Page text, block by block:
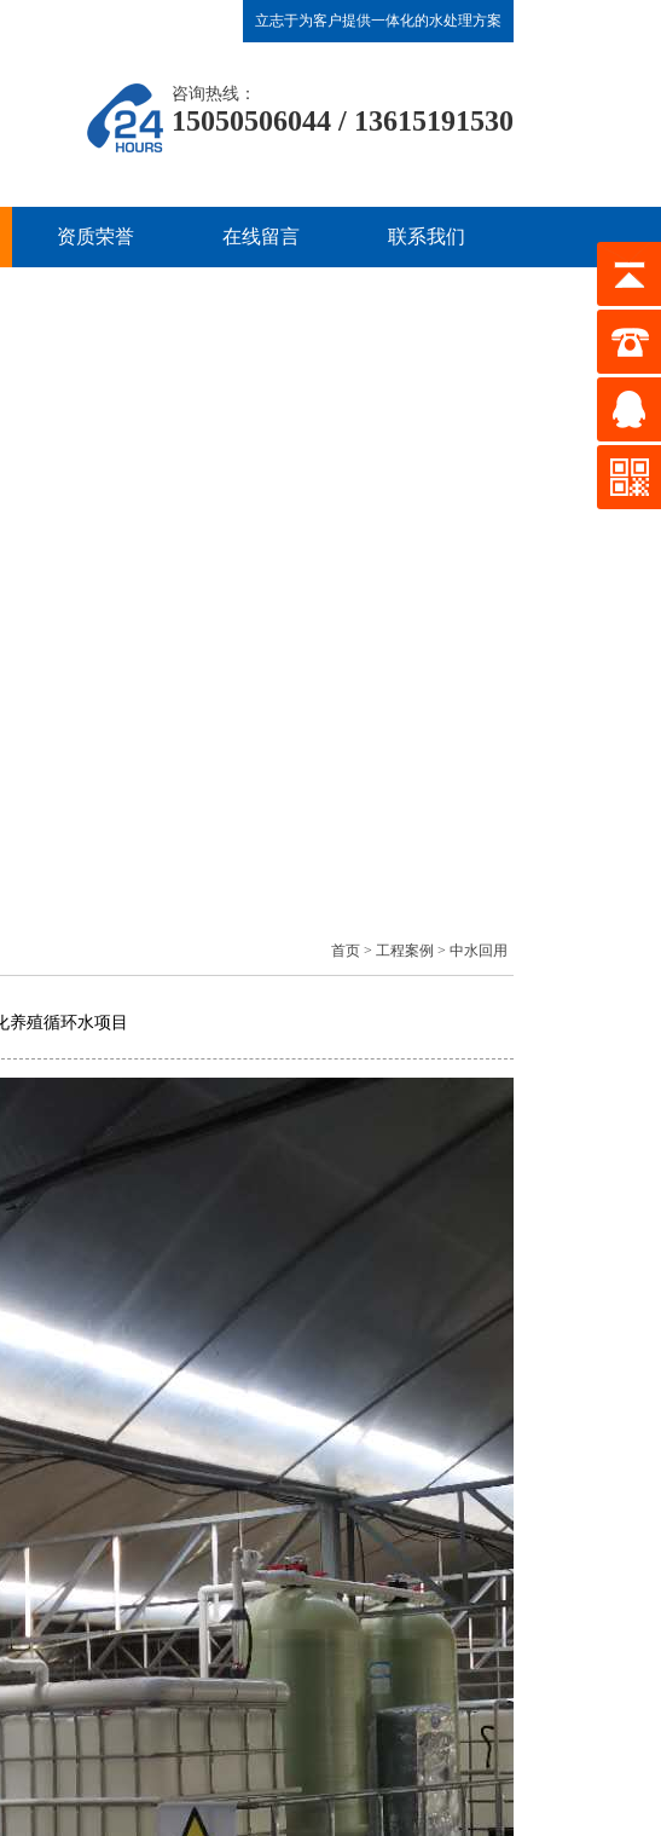
立志于为客户提供一体化的水处理方案
咨询热线：
15050506044 / 13615191530
资质荣誉 在线留言 联系我们
首页 > 工程案例 > 中水回用
养殖循环水项目